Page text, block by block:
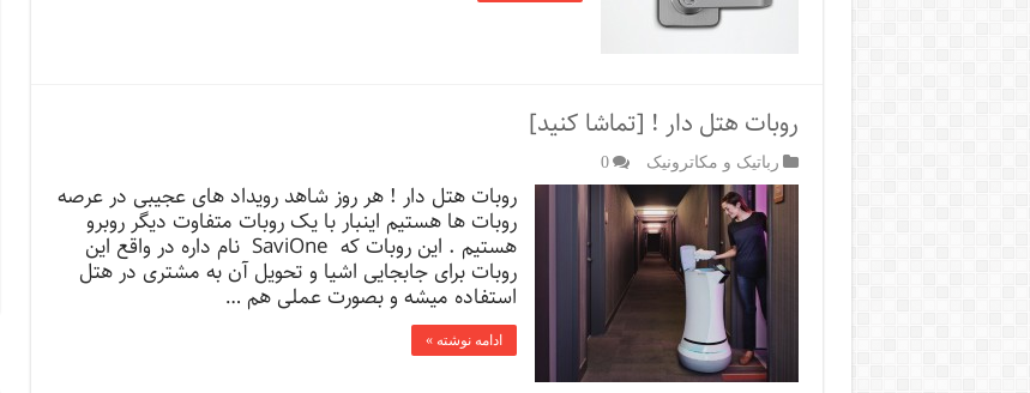
روبات هتل دار ! [تماشا کنید]
رباتیک و مکاترونیک 0
روبات هتل دار ! هر روز شاهد رویداد های عجیبی در عرصه
روبات ها هستیم اینبار با یک روبات متفاوت دیگر روبرو
هستیم . این روبات که SaviOne نام داره در واقع این
روبات برای جابجایی اشیا و تحویل آن به مشتری در هتل
استفاده میشه و بصورت عملی هم …
ادامه نوشته »